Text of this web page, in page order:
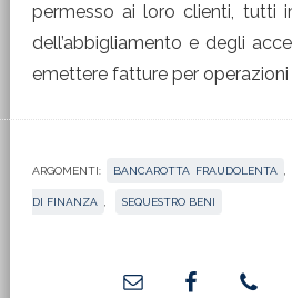
permesso ai loro clienti, tutti
dell’abbigliamento e degli
emettere fatture per operazioni
ARGOMENTI: BANCAROTTA FRAUDOLENTA
DI FINANZA SEQUESTRO BENI